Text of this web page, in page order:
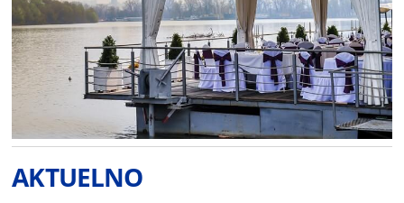
AKTUELNO